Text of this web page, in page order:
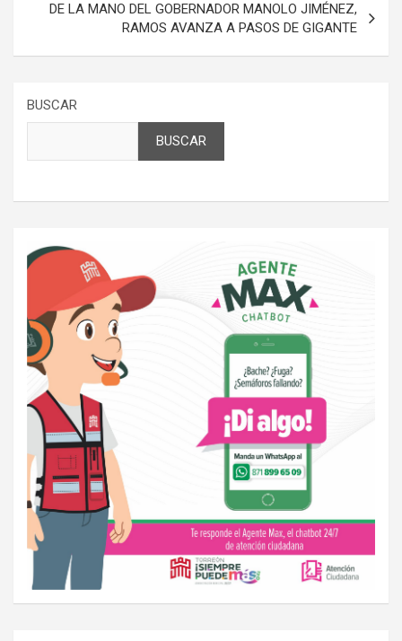
DE LA MANO DEL GOBERNADOR MANOLO JIMÉNEZ,
RAMOS AVANZA A PASOS DE GIGANTE
BUSCAR
BUSCAR